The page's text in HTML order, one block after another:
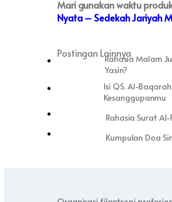
Mari gunakan waktu
Nyata – Sedekah Jariyah
Postingan LainnyaRahasia Malam
Yasin?
Isi QS. Al-
Kesanggupanmu
Rahasia Surat
Kumpulan Doa